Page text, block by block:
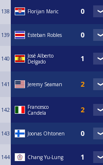
138 Florijan Maric
139 Esteban Robles
140
José Alberto
Delgado
141 Jeremy Seaman
142
Francesco
Candela
143 Joonas Ohtonen
144 Chang Yu-Lung